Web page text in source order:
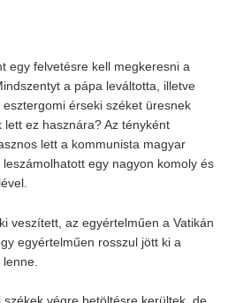
egy felvetésre kell megkeresni a
a pápa leváltotta, illetve
érseki széket üresnek
ez hasznára? Az tényként
lett a kommunista magyar
egy nagyon komoly és
veszített, az egyértelműen a Vatikán
egyértelműen rosszul jött ki a